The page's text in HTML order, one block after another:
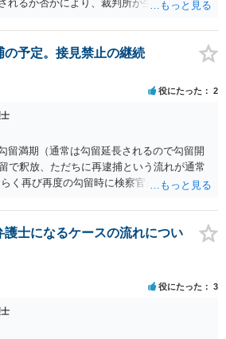
れるか否かにより、裁判所が生育歴なども
のですから、その先の調査はないかと思い
い。
の予定。接見禁止の継続
役にたった 2
留満期（通常は勾留延長されるので勾留開
で釈放、ただちに再逮捕という流れが通常
く再び再度の勾留時に検察官が接見禁止を
護士になるケースの流れについ
役にたった 3